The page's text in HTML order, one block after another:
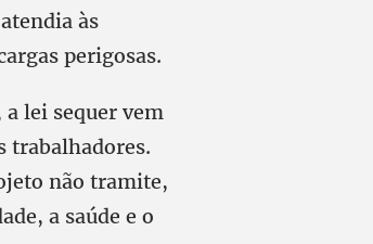
às
perigosas.
lei sequer vem
trabalhadores.
não tramite,
a saúde e o